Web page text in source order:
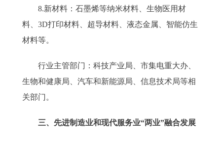
8.新材料：石墨烯等纳米材料、生物医用材
料、3D打印材料、超导材料、液态金属、智能仿生
材料等。
行业主管部门：科技产业局、市集电重大办、
生物和健康局、汽车和新能源局、信息技术局等相
关部门。
三、先进制造业和现代服务业“两业”融合发展